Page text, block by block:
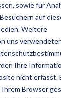
sowie für
auf
Weitere
uns
Ihre
nicht erfasst.
Browser
in diesem